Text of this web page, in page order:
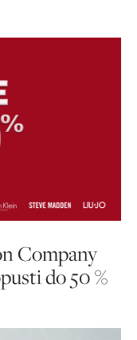
Company
do 50 %